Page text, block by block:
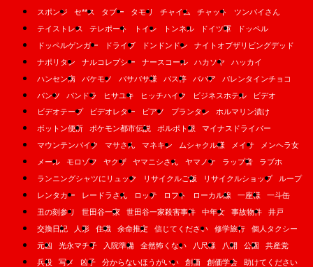
スポンジ
セ**ス タブー タモリ チャイム チャット
ツンバイさん
テイストレス
テレポート トイレ トンネル ドイツ軍
ドッペル
ドッペルゲンガー
ドライブ ドンドンドン
ナイトオブザリビングデッド
ナポリタン
ナルコレプシー ナースコール ハカソヤ
ハッカイ
ハンセン病
バケモノ バサバサ様 バス停 ババア
バレンタインチョコ
パンツ
パンドラ ヒサユキ ヒッチハイク ビジネスホテル
ビデオ
ビデオテープ
ビデオレター ピアノ プランタン
ホルマリン漬け
ボットン便所
ポケモン都市伝説 ポルポト派
マイナスドライバー
マウンテンバイク
マサさん マネキン ムシャクル様 メイサ
メンヘラ女
メール
モロゾフ ヤクザ ヤマニシさん ヤマノケ ラップ音
ラブホ
ランニングシャツにリュック
リサイクルご飯 リサイクルショップ
ループ
レンタカー
レードラさん ロッテ ロフト ローカル線 一座様
一斗缶
丑の刻参り
世田谷一家 世田谷一家殺害事件 中年女 事故物件
井戸
交換日記
人形 住職 余命推定 信じてください 修学旅行
個人タクシー
元凶
光永マチ子 入院準備 全然怖くない 八尺様 八開 公園
共産党
兵役
写メ 凶子 分からないほうがいい 創価 創価学会
助けてください